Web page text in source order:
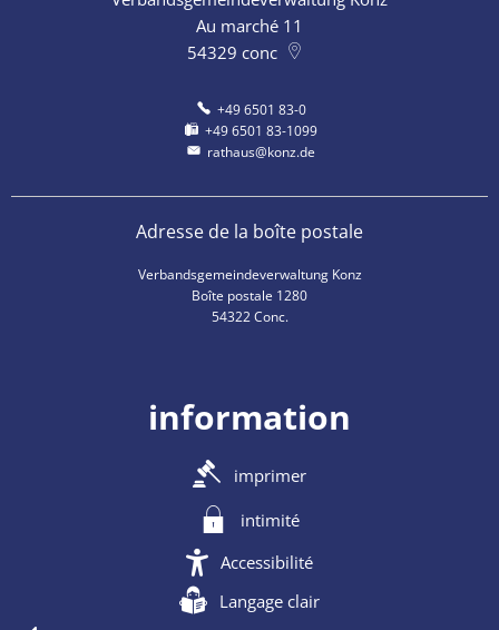
Au marché 11
54329 conc
+49 6501 83-0
+49 6501 83-1099
rathaus@konz.de
Adresse de la boîte postale
Verbandsgemeindeverwaltung Konz
Boîte postale 1280
54322 Conc.
information
imprimer
intimité
Accessibilité
Langage clair